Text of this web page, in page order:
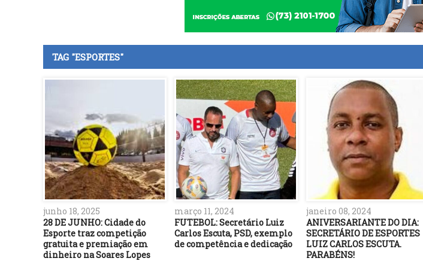
TAG "ESPORTES"
junho 18, 2025
28 DE JUNHO: Cidade do
Esporte traz competição
gratuita e premiação em
dinheiro na Soares Lopes
março 11, 2024
FUTEBOL: Secretário Luiz
Carlos Escuta, PSD, exemplo
de competência e dedicação
janeiro 08, 2024
ANIVERSARIANTE DO DIA:
SECRETÁRIO DE ESPORTES
LUIZ CARLOS ESCUTA.
PARABÉNS!